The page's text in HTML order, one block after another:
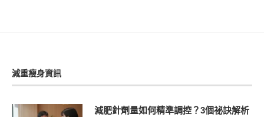
減重瘦身資訊
減肥針劑量如何精準調控？3個祕訣解析